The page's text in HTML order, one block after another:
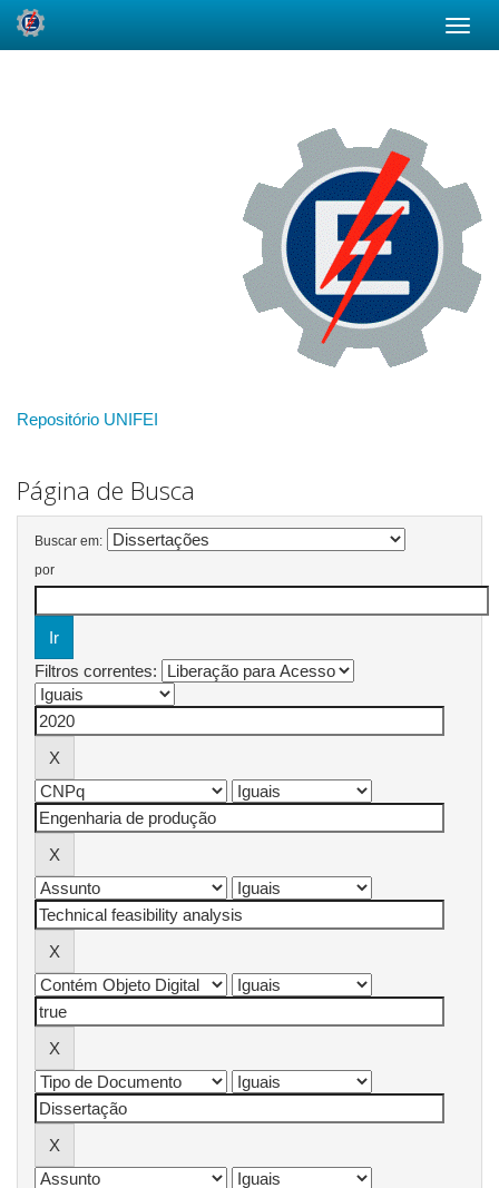
Repositório UNIFEI
Página de Busca
Buscar em:
por
Filtros correntes: